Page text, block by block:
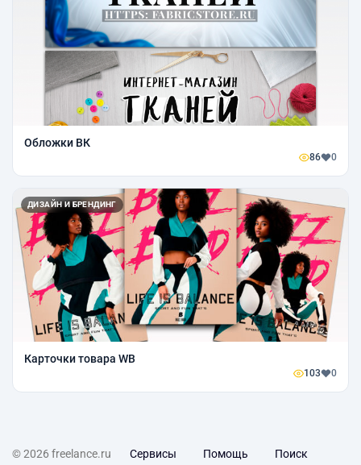
Обложки ВК
86 0
ДИЗАЙН И БРЕНДИНГ
Карточки товара WB
103 0
© 2026 freelance.ru Сервисы Помощь Поиск